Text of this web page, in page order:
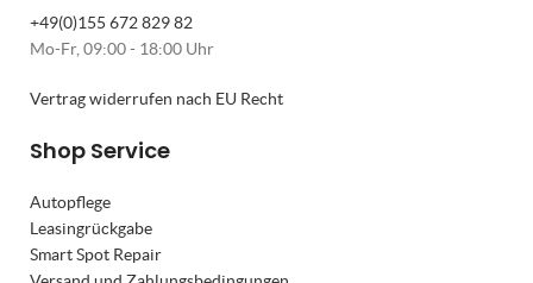
+49(0)155 672 829 82
Mo-Fr, 09:00 - 18:00 Uhr
Vertrag widerrufen nach EU Recht
Shop Service
Autopflege
Leasingrückgabe
Smart Spot Repair